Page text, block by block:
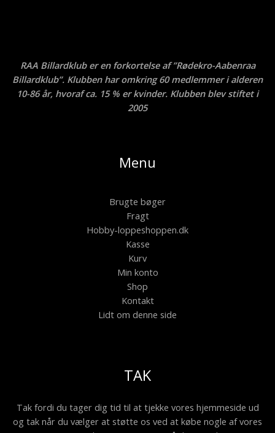
RAA Billardklub er en forkortelse af ”Rødekro-Aabenraa
Billardklub”. Klubben har omkring 60 medlemmer i alderen
10-86 år, hvoraf ca. 15 % er kvinder. Klubben blev stiftet i
2005
Menu
Brugte bøger
Fragt
Hobby-loppeshoppen.dk
Kasse
Kurv
Min konto
Shop
Kontakt
Lidt om denne side
TAK
Tak fordi du tager dig tid til at tjekke vores hjemmeside ud
og tak når du vælger at støtte os ved at købe nogle af vores